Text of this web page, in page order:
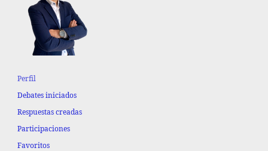
Perfil
Debates iniciados
Respuestas creadas
Participaciones
Favoritos